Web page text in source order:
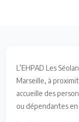
L’EHPAD Les
Marseille, à
accueille des
ou dépendantes